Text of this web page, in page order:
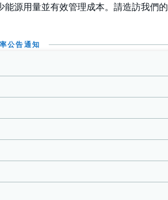
源用量並有效管理成本。請造訪我們的
公告通知